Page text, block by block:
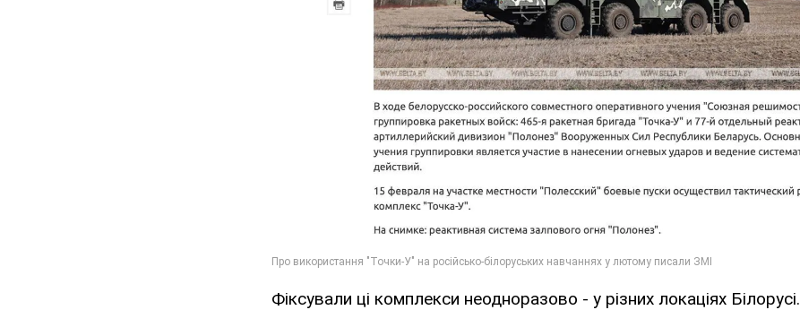
Фіксували ці комплекси неодноразово - у різних локаціях Білорусі.